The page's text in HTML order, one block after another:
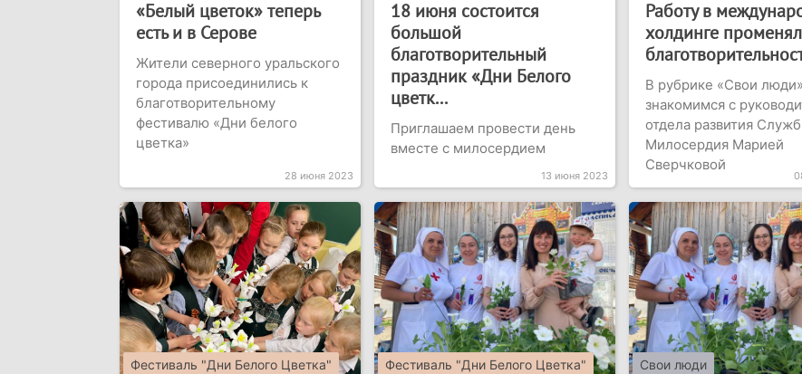
«Белый цветок» теперь
есть и в Серове
Жители северного уральского
города присоединились к
благотворительному
фестивалю «Дни белого
цветка»
28 июня 2023
18 июня состоится
большой
благотворительный
праздник «Дни Белого
цветк...
Приглашаем провести день
вместе с милосердием
13 июня 2023
Работу в
холдинге
В рубрике «Свои люди»
знакомимся с
отдела развития
Милосердия Марией
Сверчковой
Фестиваль "Дни Белого Цветка" Фестиваль "Дни Белого Цветка" Свои люди